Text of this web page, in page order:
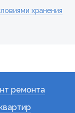
хранения
ремонта